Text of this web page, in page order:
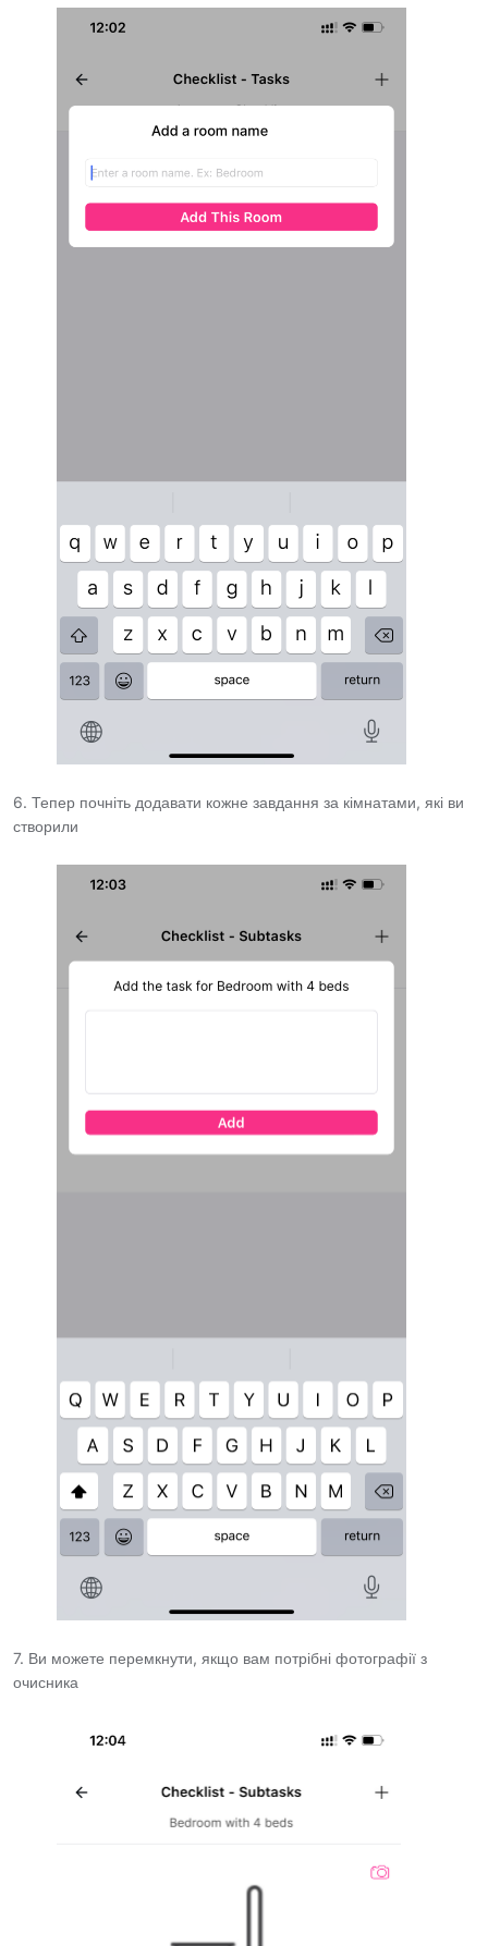
6. Тепер почніть додавати кожне завдання за кімнатами, які ви
створили
7. Ви можете перемкнути, якщо вам потрібні фотографії з
очисника